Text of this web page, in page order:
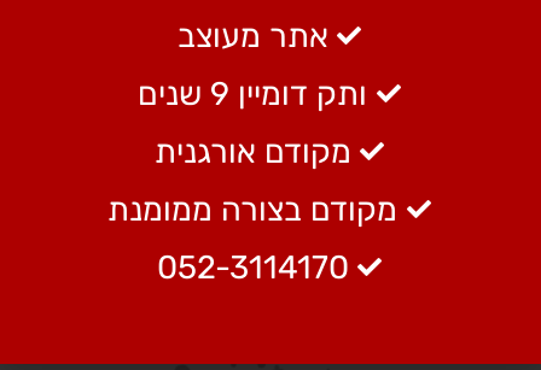
אתר מעוצב
ותק דומיין 9 שנים
מקודם אורגנית
מקודם בצורה ממומנת
052-3114170